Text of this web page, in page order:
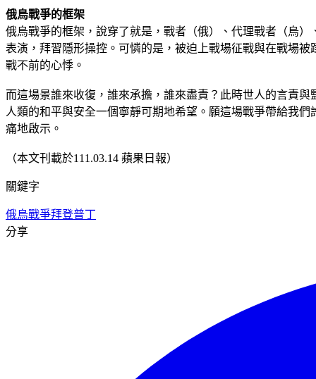
俄烏戰爭的框架
俄烏戰爭的框架，說穿了就是，戰者（俄）、代理戰者（烏
表演，拜習隱形操控。可憐的是，被迫上戰場征戰與在戰場
戰不前的心悸。
而這場景誰來收復，誰來承擔，誰來盡責？此時世人的言責
人類的和平與安全一個寧靜可期地希望。願這場戰爭帶給我
痛地啟示。
（本文刊載於111.03.14 蘋果日報）
關鍵字
俄烏戰爭拜登普丁
分享